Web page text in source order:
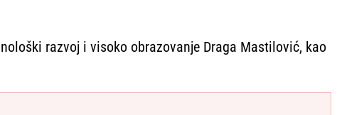
razvoj i visoko obrazovanje Draga Mastilović, kao